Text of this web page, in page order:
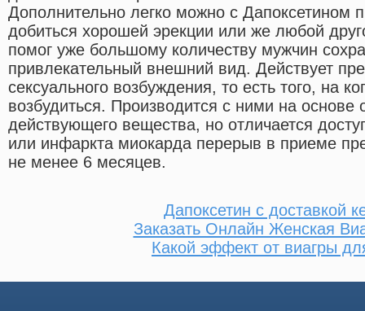
Дополнительно легко можно с Дапоксетином
добиться хорошей эрекции или же любой
помог уже большому количеству мужчин
привлекательный внешний вид. Действует
сексуального возбуждения, то есть того, на
возбудиться. Производится с ними на основе
действующего вещества, но отличается
или инфаркта миокарда перерыв в приеме
не менее 6 месяцев.
Дапоксетин с доставкой
Заказать Онлайн Женская
Какой эффект от виагры